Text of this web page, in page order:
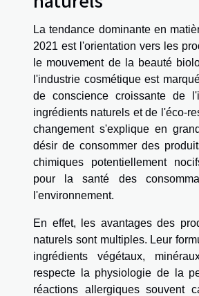
La tendance dominante en
2021 est l'orientation vers les
le mouvement de la beauté
l'industrie cosmétique est
de conscience croissante de
ingrédients naturels et de l'éco-
changement s'explique en
désir de consommer des
chimiques potentiellement
pour la santé des
l'environnement.
En effet, les avantages des
naturels sont multiples. Leur
ingrédients végétaux,
respecte la physiologie de la
réactions allergiques souvent